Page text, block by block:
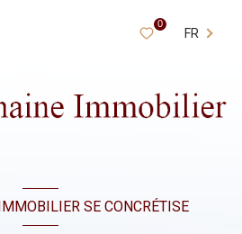
0
FR
SE CONCRÉTISE